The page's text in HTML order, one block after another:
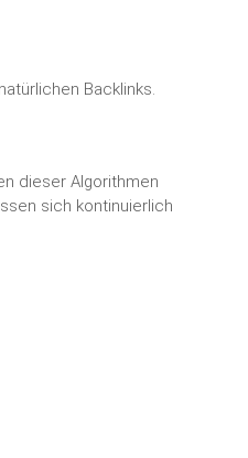
Backlinks.
dieser Algorithmen
sich kontinuierlich